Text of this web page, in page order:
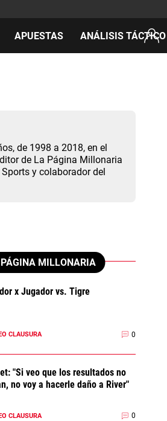
APUESTAS ANÁLISIS TÁCTICO
de 1998 a 2018, en el
de La Página Millonaria
y colaborador del
MILLONARIA
x Jugador vs. Tigre
CLAUSURA 0
"Si veo que los resultados no
no voy a hacerle daño a River"
CLAUSURA 0